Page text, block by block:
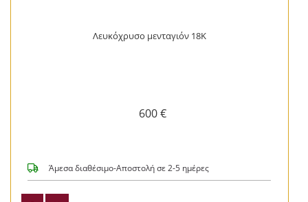
Λευκόχρυσο μενταγιόν 18Κ
600 €
Άμεσα διαθέσιμο-Αποστολή σε 2-5 ημέρες